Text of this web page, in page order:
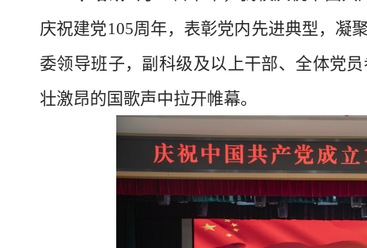
庆祝建党105周年，表彰党内先进典型，凝
委领导班子，副科级及以上干部、全体党
壮激昂的国歌声中拉开帷幕。